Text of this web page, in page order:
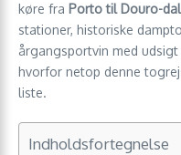
køre fra Porto til Douro-
stationer, historiske
årgangsportvin med
hvorfor netop denne
liste.
Indholdsfortegnelse